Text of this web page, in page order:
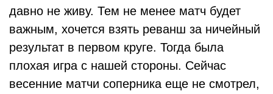
давно не живу. Тем не менее матч будет
важным, хочется взять реванш за ничейный
результат в первом круге. Тогда была
плохая игра с нашей стороны. Сейчас
весенние матчи соперника еще не смотрел,